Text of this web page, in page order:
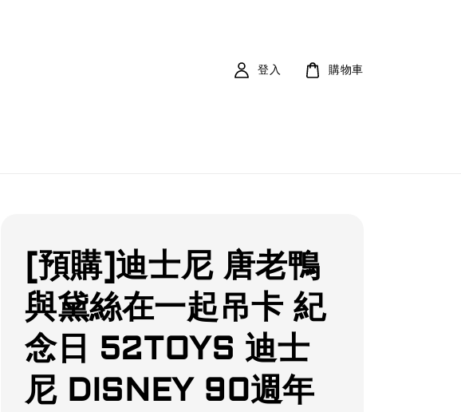
登入 購物車
[預購]迪士尼 唐老鴨
與黛絲在一起吊卡 紀
念日 52TOYS 迪士
尼 DISNEY 90週年